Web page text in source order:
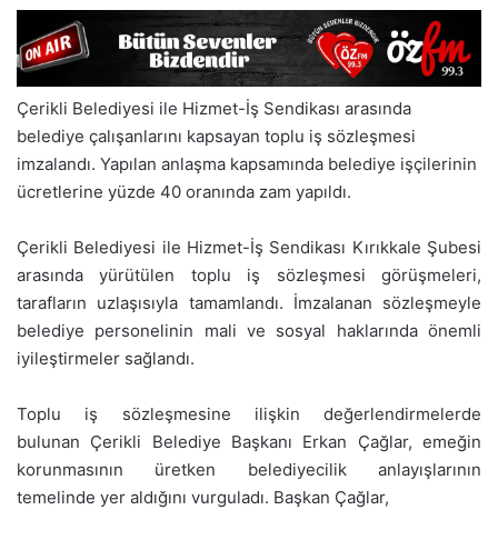
Çerikli Belediyesi ile Hizmet-İş Sendikası arasında
belediye çalışanlarını kapsayan toplu iş sözleşmesi
imzalandı. Yapılan anlaşma kapsamında belediye işçilerinin
ücretlerine yüzde 40 oranında zam yapıldı.
Çerikli Belediyesi ile Hizmet-İş Sendikası Kırıkkale Şubesi
arasında yürütülen toplu iş sözleşmesi görüşmeleri,
tarafların uzlaşısıyla tamamlandı. İmzalanan sözleşmeyle
belediye personelinin mali ve sosyal haklarında önemli
iyileştirmeler sağlandı.
Toplu iş sözleşmesine ilişkin değerlendirmelerde
bulunan Çerikli Belediye Başkanı Erkan Çağlar, emeğin
korunmasının üretken belediyecilik anlayışlarının
temelinde yer aldığını vurguladı. Başkan Çağlar,